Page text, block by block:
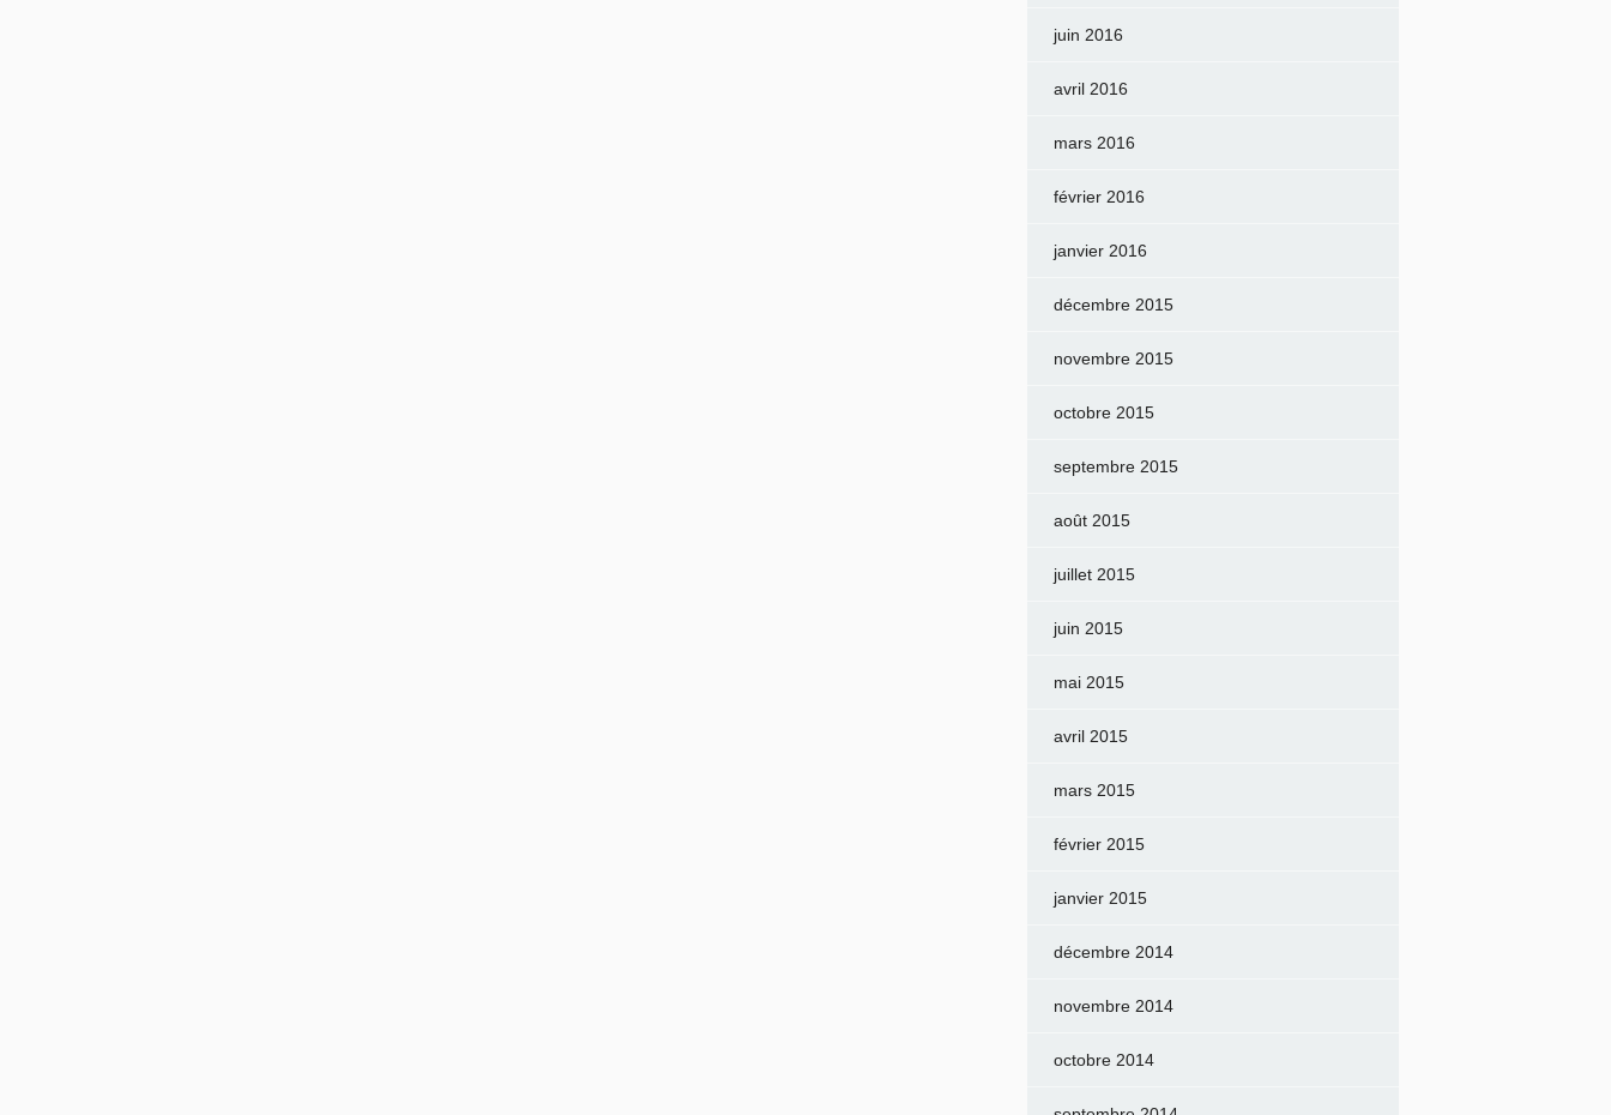
juin 2016
avril 2016
mars 2016
février 2016
janvier 2016
décembre 2015
novembre 2015
octobre 2015
septembre 2015
août 2015
juillet 2015
juin 2015
mai 2015
avril 2015
mars 2015
février 2015
janvier 2015
décembre 2014
novembre 2014
octobre 2014